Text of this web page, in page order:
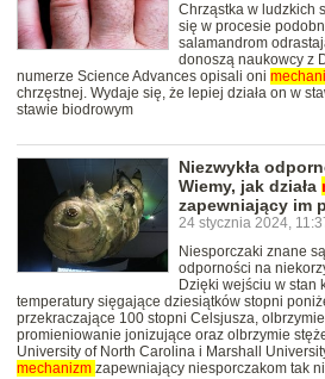
Chrząstka w ludzkich
się w procesie
salamandrom
donoszą naukowcy z
numerze Science Advances opisali oni
chrzęstnej. Wydaje się, że lepiej działa on w
stawie biodrowym
Niezwykła
Wiemy, jak działa
zapewniający im
24 stycznia 2024,
Niesporczaki znane
odporności na
Dzięki wejściu w stan
temperatury sięgające dziesiątków stopni
przekraczające 100 stopni Celsjusza,
promieniowanie jonizujące oraz olbrzymie
University of North Carolina i Marshall
mechanizm zapewniający niesporczakom tak